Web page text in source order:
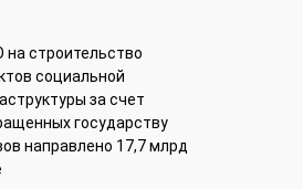
на строительство
социальной
за счет
государству
направлено 17,7 млрд